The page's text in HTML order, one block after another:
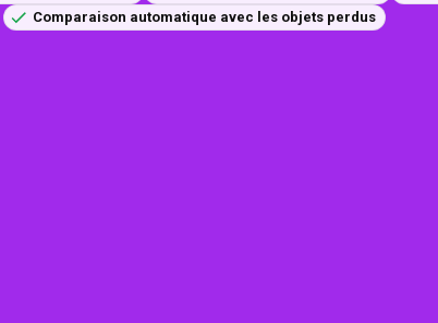
Comparaison automatique avec les objets perdus